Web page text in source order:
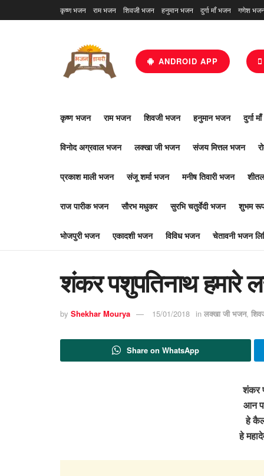
कृष्ण भजन राम भजन शिवजी भजन हनुमान भजन दुर्गा माँ भजन गणेश
ANDROID APP
कृष्ण भजन राम भजन शिवजी भजन हनुमान भजन दुर्गा
विनोद अग्रवाल भजन लक्खा जी भजन संजय मित्तल भजन
प्रकाश माली भजन संजू शर्मा भजन मनीष तिवारी भजन
राज पारीक भजन सौरभ मधुकर सुरभि चतुर्वेदी भजन शुभम
भोजपुरी भजन एकादशी भजन विविध भजन चेतावनी भजन
शंकर पशुपतिनाथ हमारे
by Shekhar Mourya 15/01/2018 in लक्खा जी भजन,
Share on WhatsApp
शंकर
आन
हे
हे